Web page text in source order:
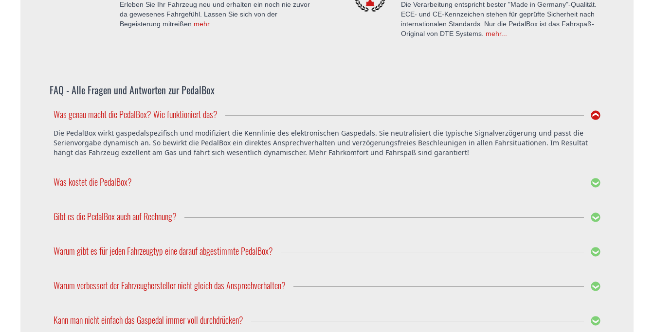
Erleben Sie Ihr Fahrzeug neu und erhalten ein noch nie zuvor
da gewesenes Fahrgefühl. Lassen Sie sich von der
Begeisterung mitreißen mehr...
Die Verarbeitung entspricht bester "Made in Germany"-Qualität.
ECE- und CE-Kennzeichen stehen für geprüfte Sicherheit nach
internationalen Standards. Nur die PedalBox ist das Fahrspaß-
Original von DTE Systems. mehr...
FAQ - Alle Fragen und Antworten zur PedalBox
Was genau macht die PedalBox? Wie funktioniert das?
Die PedalBox wirkt gaspedalspezifisch und modifiziert die Kennlinie des elektronischen Gaspedals. Sie neutralisiert die typische Signalverzögerung und passt die
Serienvorgabe dynamisch an. So bewirkt die PedalBox ein direktes Ansprechverhalten und verzögerungsfreies Beschleunigen in allen Fahrsituationen. Im Resultat
hängt das Fahrzeug exzellent am Gas und fährt sich wesentlich dynamischer. Mehr Fahrkomfort und Fahrspaß sind garantiert!
Was kostet die PedalBox?
Gibt es die PedalBox auch auf Rechnung?
Nachnahme, Ratenkauf und Kreditkarte.
Warum gibt es für jeden Fahrzeugtyp eine darauf abgestimmte PedalBox?
Warum verbessert der Fahrzeughersteller nicht gleich das Ansprechverhalten?
Kann man nicht einfach das Gaspedal immer voll durchdrücken?